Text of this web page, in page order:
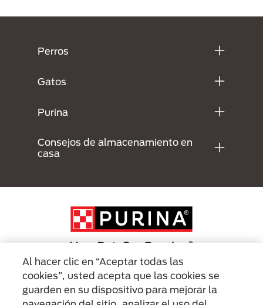
Perros
Gatos
Purina
Consejos de almacenamiento en
casa
Menu Footer Secundario Purina
Al hacer clic en “Aceptar todas las
cookies”, usted acepta que las cookies se
guarden en su dispositivo para mejorar la